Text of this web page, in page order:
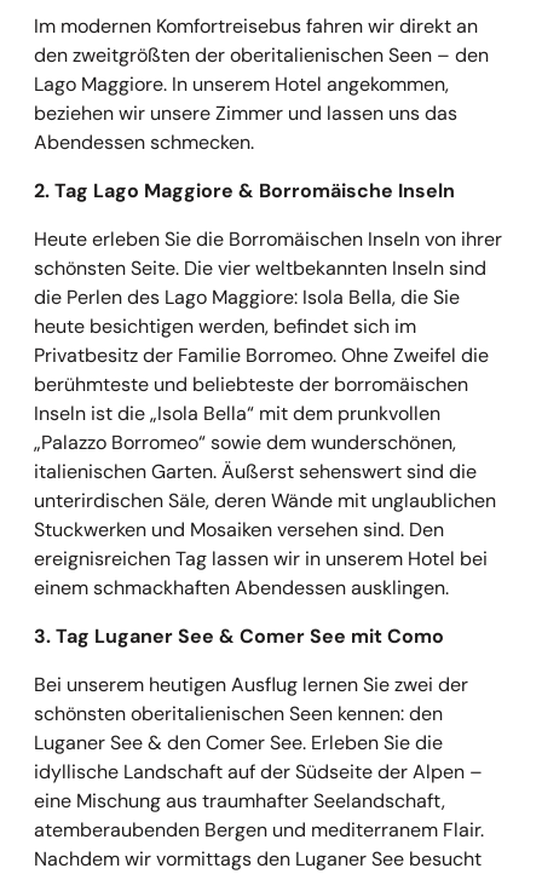
Im modernen Komfortreisebus fahren wir direkt an
den zweitgrößten der oberitalienischen Seen – den
Lago Maggiore. In unserem Hotel angekommen,
beziehen wir unsere Zimmer und lassen uns das
Abendessen schmecken.
2. Tag Lago Maggiore & Borromäische Inseln
Heute erleben Sie die Borromäischen Inseln von ihrer
schönsten Seite. Die vier weltbekannten Inseln sind
die Perlen des Lago Maggiore: Isola Bella, die Sie
heute besichtigen werden, befindet sich im
Privatbesitz der Familie Borromeo. Ohne Zweifel die
berühmteste und beliebteste der borromäischen
Inseln ist die „Isola Bella“ mit dem prunkvollen
„Palazzo Borromeo“ sowie dem wunderschönen,
italienischen Garten. Äußerst sehenswert sind die
unterirdischen Säle, deren Wände mit unglaublichen
Stuckwerken und Mosaiken versehen sind. Den
ereignisreichen Tag lassen wir in unserem Hotel bei
einem schmackhaften Abendessen ausklingen.
3. Tag Luganer See & Comer See mit Como
Bei unserem heutigen Ausflug lernen Sie zwei der
schönsten oberitalienischen Seen kennen: den
Luganer See & den Comer See. Erleben Sie die
idyllische Landschaft auf der Südseite der Alpen –
eine Mischung aus traumhafter Seelandschaft,
atemberaubenden Bergen und mediterranem Flair.
Nachdem wir vormittags den Luganer See besucht